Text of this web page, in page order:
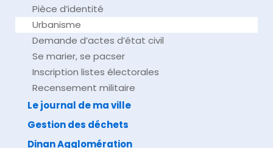
Pièce d’identité
Urbanisme
Demande d’actes d’état civil
Se marier, se pacser
Inscription listes électorales
Recensement militaire
Le journal de ma ville
Gestion des déchets
Dinan Agglomération